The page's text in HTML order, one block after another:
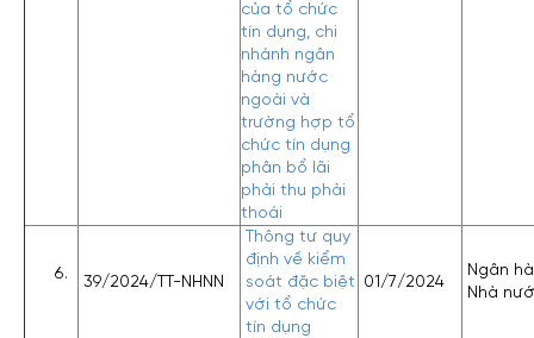
của tổ chức
tín dụng, chi
nhánh ngân
hàng nước
ngoài và
trường hợp tổ
chức tín dụng
phân bổ lãi
phải thu phải
thoái
39/2024/TT-NHNN
Thông tư quy
định về kiểm
soát đặc biệt
với tổ chức
tín dụng
01/7/2024
Ngân
Nhà